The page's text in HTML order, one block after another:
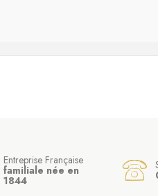
Entreprise Française
familiale née en
1844